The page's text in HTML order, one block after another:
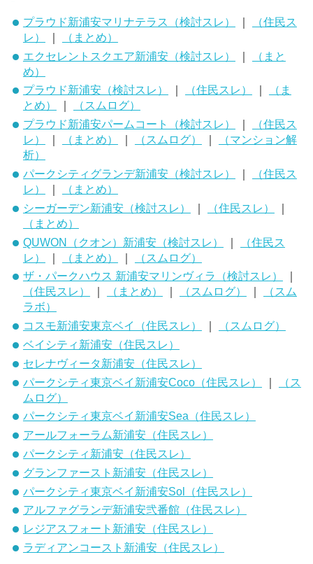
プラウド新浦安マリナテラス（検討スレ） ｜
（住民ス
レ）
｜
（まとめ）
エクセレントスクエア新浦安（検討スレ）
｜
（まと
め）
プラウド新浦安（検討スレ）
（住民スレ）
（ま
とめ）
（スムログ）
プラウド新浦安パームコート（検討スレ）
｜
（住民ス
レ）
｜ （まとめ） ｜ （スムログ） ｜
（マンション解
析）
パークシティグランデ新浦安（検討スレ）
｜
（住民ス
レ）
｜
（まとめ）
シーガーデン新浦安（検討スレ）
｜ （住民スレ）
｜
（まとめ）
QUWON（クオン）新浦安（検討スレ）
｜
（住民ス
レ）
｜ （まとめ） ｜
（スムログ）
ザ・パークハウス 新浦安マリンヴィラ（検討スレ）
（住民スレ）
（まとめ） （スムログ）
（スム
ラボ）
コスモ新浦安東京ベイ（住民スレ）
｜
（スムログ）
ベイシティ新浦安（住民スレ）
セレナヴィータ新浦安（住民スレ）
パークシティ東京ベイ新浦安Coco（住民スレ）
｜
（ス
ムログ）
パークシティ東京ベイ新浦安Sea（住民スレ）
アールフォーラム新浦安（住民スレ）
パークシティ新浦安（住民スレ）
グランファースト新浦安（住民スレ）
パークシティ東京ベイ新浦安Sol（住民スレ）
アルファグランデ新浦安弐番館（住民スレ）
レジアスフォート新浦安（住民スレ）
ラディアンコースト新浦安（住民スレ）